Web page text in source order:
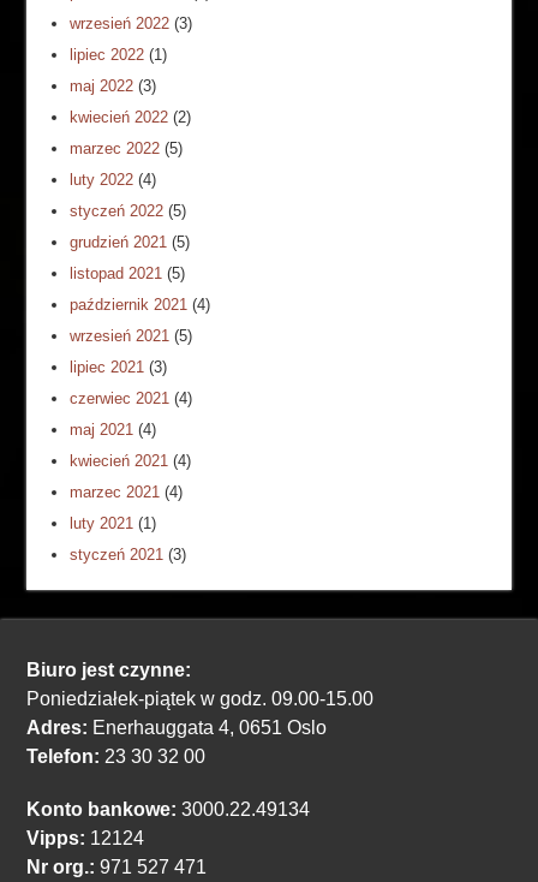
wrzesień 2022 (3)
lipiec 2022 (1)
maj 2022 (3)
kwiecień 2022 (2)
marzec 2022 (5)
luty 2022 (4)
styczeń 2022 (5)
grudzień 2021 (5)
listopad 2021 (5)
październik 2021 (4)
wrzesień 2021 (5)
lipiec 2021 (3)
czerwiec 2021 (4)
maj 2021 (4)
kwiecień 2021 (4)
marzec 2021 (4)
luty 2021 (1)
styczeń 2021 (3)
Biuro jest czynne:
Poniedziałek-piątek w godz. 09.00-15.00
Adres: Enerhauggata 4, 0651 Oslo
Telefon: 23 30 32 00
Konto bankowe: 3000.22.49134
Vipps: 12124
Nr org.: 971 527 471